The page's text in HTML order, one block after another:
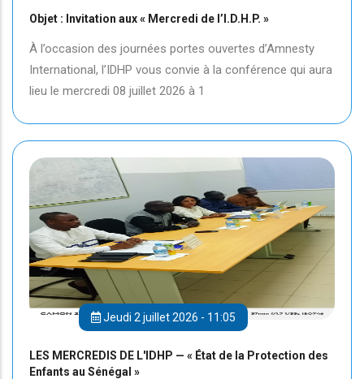
Objet : Invitation aux « Mercredi de l’I.D.H.P. »
À l’occasion des journées portes ouvertes d’Amnesty
International, l’IDHP vous convie à la conférence qui aura
lieu le mercredi 08 juillet 2026 à 1
Jeudi 2 juillet 2026 - 11:05
LES MERCREDIS DE L'IDHP — « État de la Protection des
Enfants au Sénégal »